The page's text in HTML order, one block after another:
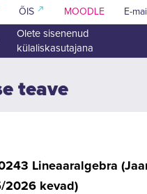
ÕIS MOODLE E-mail
Olete sisenenud
külaliskasutajana
teave
Lineaaralgebra
2026 kevad)